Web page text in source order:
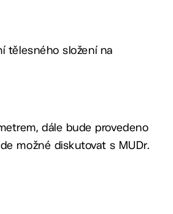
tělesného složení na
dále bude provedeno
možné diskutovat s MUDr.